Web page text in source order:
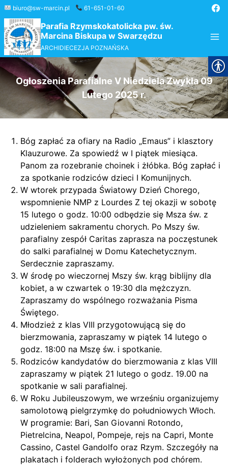
Przejdź
do
treści
biuro@sw-marcin.pl 61-651-01-60
Parafia Rzymskokatolicka pw. św.
Marcina Biskupa w Swarzędzu
ARCHIDIECEZJA POZNAŃSKA
Ogłoszenia Parafialne V Niedziela Zwykła 09
Lutego 2025 r.
Bóg zapłać za ofiary na Radio „Emaus” i klasztory
Klauzurowe. Za spowiedź w I piątek miesiąca.
Panom za rozebranie choinek i żłóbka. Bóg zapłać i
za spotkanie rodziców dzieci I Komunijnych.
W wtorek przypada Światowy Dzień Chorego,
wspomnienie NMP z Lourdes Z tej okazji w sobotę
15 lutego o godz. 10:00 odbędzie się Msza św. z
udzieleniem sakramentu chorych. Po Mszy św.
parafialny zespół Caritas zaprasza na poczęstunek
do salki parafialnej w Domu Katechetycznym.
Serdecznie zapraszamy.
W środę po wieczornej Mszy św. krąg biblijny dla
kobiet, a w czwartek o 19:30 dla mężczyzn.
Zapraszamy do wspólnego rozważania Pisma
Świętego.
Młodzież z klas VIII przygotowującą się do
bierzmowania, zapraszamy w piątek 14 lutego o
godz. 18:00 na Mszę św. i spotkanie.
Rodziców kandydatów do bierzmowania z klas VIII
zapraszamy w piątek 21 lutego o godz. 19.00 na
spotkanie w sali parafialnej.
W Roku Jubileuszowym, we wrześniu organizujemy
samolotową pielgrzymkę do południowych Włoch.
W programie: Bari, San Giovanni Rotondo,
Pietrelcina, Neapol, Pompeje, rejs na Capri, Monte
Cassino, Castel Gandolfo oraz Rzym. Szczegóły na
plakatach i folderach wyłożonych pod chórem.